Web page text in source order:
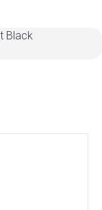
Black